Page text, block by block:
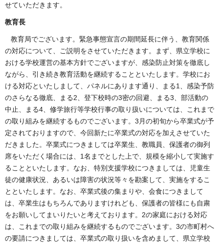
せていただきます。
教育長
教育局でございます。緊急事態宣言の期間延長に伴う、教育関係
の対応について、ご説明をさせていただきます。まず、県立学校に
おける学校運営の基本方針でございますが、感染防止対策を徹底し
ながら、引き続き教育活動を継続することといたします。学校にお
ける対応といたしまして、パネルにあります通り、まる1、感染予防
のさらなる徹底、まる2、登下校時の3密の回避、まる3、部活動の
中止、まる4、修学旅行等学校行事の取り扱いについては、これまで
の取り組みを継続するものでございます。3月の初旬から卒業式が予
定されておりますので、今回新たに卒業式の対応を加えさせていた
だきました。卒業式につきましては卒業生、教職員、保護者の御列
席をいただく場合には、1名までとした上で、規模を縮小して実施す
ることといたします。なお、特別支援学校につきましては、児童生
徒の健康状況、あるいは障害の状況等々を勘案して、実施をするこ
とといたします。なお、卒業式後の集まりや、会食につきまして
は、卒業生はもちろんでありますけれども、保護者の皆様にも自粛
をお願いしてまいりたいと考えております。2の家庭における対応
は、これまでの取り組みを継続するものでございます。3の市町村へ
の要請につきましては、卒業式の取り扱いを含めまして、県立学校